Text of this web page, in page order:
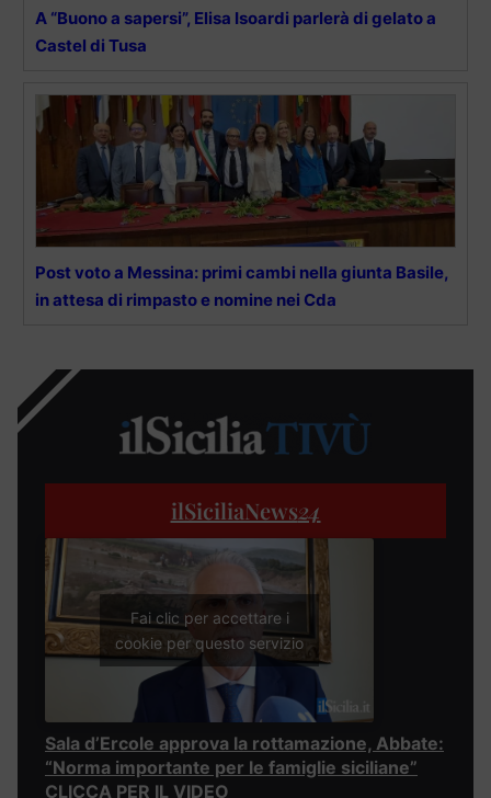
A “Buono a sapersi”, Elisa Isoardi parlerà di gelato a
Castel di Tusa
Post voto a Messina: primi cambi nella giunta Basile,
in attesa di rimpasto e nomine nei Cda
ilSiciliaNews24
Fai clic per accettare i
cookie per questo servizio
Sala d’Ercole approva la rottamazione, Abbate:
“Norma importante per le famiglie siciliane”
CLICCA PER IL VIDEO